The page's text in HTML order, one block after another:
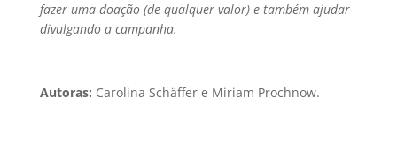
fazer uma doação (de qualquer valor) e também ajudar
divulgando a campanha.
Autoras: Carolina Schäffer e Miriam Prochnow.